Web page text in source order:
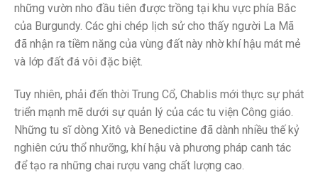
những vườn nho đầu tiên được trồng tại khu vực phía Bắc
của Burgundy. Các ghi chép lịch sử cho thấy người La Mã
đã nhận ra tiềm năng của vùng đất này nhờ khí hậu mát mẻ
và lớp đất đá vôi đặc biệt.
Tuy nhiên, phải đến thời Trung Cổ, Chablis mới thực sự phát
triển mạnh mẽ dưới sự quản lý của các tu viện Công giáo.
Những tu sĩ dòng Xitô và Benedictine đã dành nhiều thế kỷ
nghiên cứu thổ nhưỡng, khí hậu và phương pháp canh tác
để tạo ra những chai rượu vang chất lượng cao.